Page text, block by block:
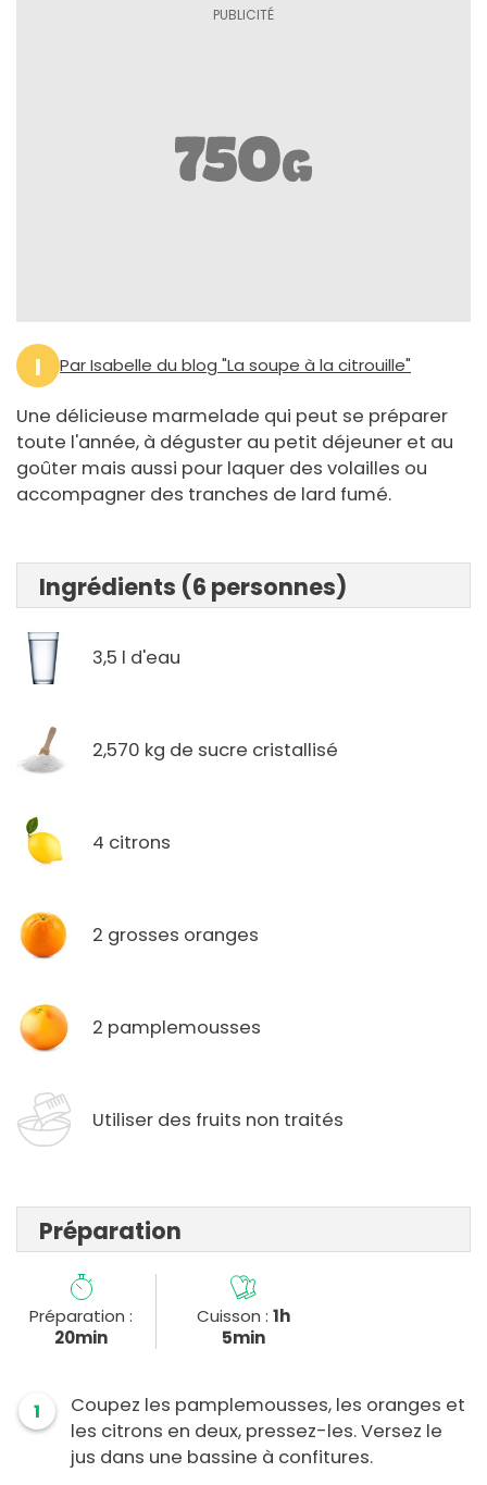
I Par Isabelle du blog "La soupe à la citrouille"
Une délicieuse marmelade qui peut se préparer
toute l'année, à déguster au petit déjeuner et au
goûter mais aussi pour laquer des volailles ou
accompagner des tranches de lard fumé.
Ingrédients (6 personnes)
3,5 l d'eau
2,570 kg de sucre cristallisé
4 citrons
2 grosses oranges
2 pamplemousses
Utiliser des fruits non traités
Préparation
Préparation :
20min
Cuisson : 1h
5min
1
Coupez les pamplemousses, les oranges et
les citrons en deux, pressez-les. Versez le
jus dans une bassine à confitures.